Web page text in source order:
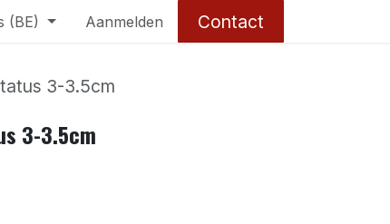
(BE) Aanmelden Contact
3-3.5cm
3-3.5cm